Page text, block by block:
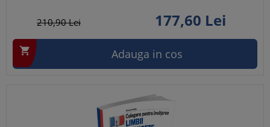
210,90Lei 177,60 Lei
 Adauga in cos